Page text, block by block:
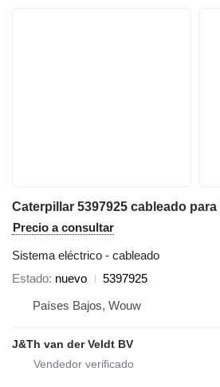
Precio a consultar
Sistema eléctrico - cableado
Estado nuevo
5397925
Países Bajos, Wouw
J&Th van der Veldt BV